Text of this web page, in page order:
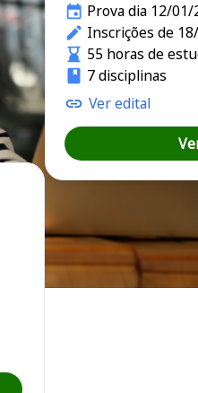
Prova dia 12/01/
Inscrições de
55 horas de
7 disciplinas
Ver edital